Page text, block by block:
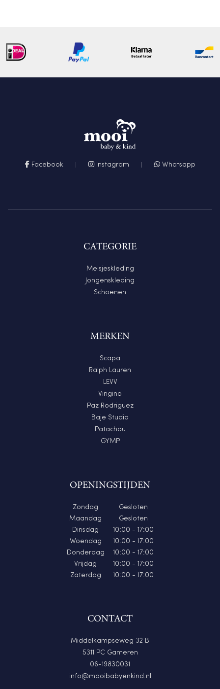
Facebook Instagram Whatsapp
CATEGORIE
Meisjeskleding
Jongenskleding
Schoenen
MERKEN
Scapa
Ralph Lauren
LEVV
Vingino
Paz Rodriguez
Baje Studio
Patachou
GYMP
OPENINGSTIJDEN
Zondag
Gesloten
Maandag
Gesloten
Dinsdag
10:00 - 17:00
Woendag
10:00 - 17:00
Donderdag
10:00 - 17:00
Vrijdag
10:00 - 17:00
Zaterdag
10:00 - 17:00
CONTACT
Middelkampseweg 32 B
5311 PC Gameren
06-19830031
info@mooibabyenkind.nl